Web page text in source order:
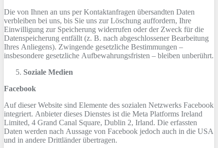
Die von Ihnen an uns per Kontaktanfragen übersandten Daten
verbleiben bei uns, bis Sie uns zur Löschung auffordern, Ihre
Einwilligung zur Speicherung widerrufen oder der Zweck für die
Datenspeicherung entfällt (z. B. nach abgeschlossener Bearbeitung
Ihres Anliegens). Zwingende gesetzliche Bestimmungen –
insbesondere gesetzliche Aufbewahrungsfristen – bleiben unberührt.
Soziale Medien
Facebook
Auf dieser Website sind Elemente des sozialen Netzwerks Facebook
integriert. Anbieter dieses Dienstes ist die Meta Platforms Ireland
Limited, 4 Grand Canal Square, Dublin 2, Irland. Die erfassten
Daten werden nach Aussage von Facebook jedoch auch in die USA
und in andere Drittländer übertragen.